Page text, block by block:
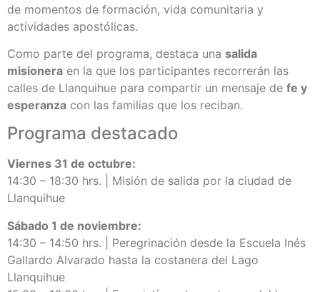
de momentos de formación, vida comunitaria y
actividades apostólicas.
Como parte del programa, destaca una salida
misionera en la que los participantes recorrerán las
calles de Llanquihue para compartir un mensaje de fe y
esperanza con las familias que los reciban.
Programa destacado
Viernes 31 de octubre:
14:30 – 18:30 hrs. | Misión de salida por la ciudad de
Llanquihue
Sábado 1 de noviembre:
14:30 – 14:50 hrs. | Peregrinación desde la Escuela Inés
Gallardo Alvarado hasta la costanera del Lago
Llanquihue